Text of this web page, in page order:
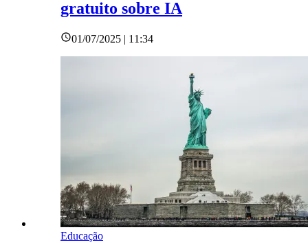
gratuito sobre IA
01/07/2025 | 11:34
Educação